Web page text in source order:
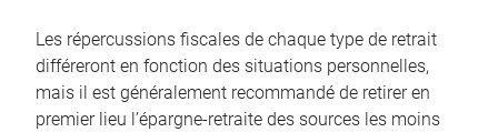
Les répercussions fiscales de chaque type de retrait
différeront en fonction des situations personnelles,
mais il est généralement recommandé de retirer en
premier lieu l’épargne-retraite des sources les moins